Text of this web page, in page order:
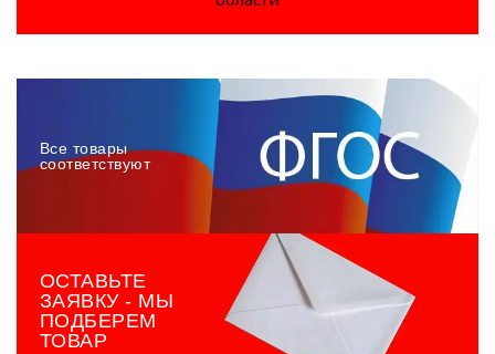
Все товары
соответствуют
ОСТАВЬТЕ
ЗАЯВКУ - МЫ
ПОДБЕРЕМ
ТОВАР